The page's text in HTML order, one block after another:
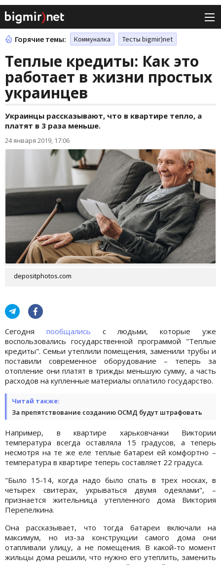
Горячие темы: Коммуналка Тесты bigmir)net
Теплые кредиты: Как это
работает в жизни простых
украинцев
Украинцы рассказывают, что в квартире тепло, а
платят в 3 раза меньше.
24 января 2019, 17:06
depositphotos.com
Сегодня пообщались с людьми, которые уже
воспользовались государственной программой "Теплые
кредиты". Семьи утеплили помещения, заменили трубы и
поставили современное оборудование – теперь за
отопление они платят в трижды меньшую сумму, а часть
расходов на купленные материалы оплатило государство.
Читай также:
За препятствование созданию ОСМД будут штрафовать
Например, в квартире харьковчанки Виктории
температура всегда оставляла 15 градусов, а теперь
несмотря на те же еле теплые батареи ей комфортно –
температура в квартире теперь составляет 22 градуса.
"Было 15-14, когда надо было спать в трех носках, в
четырех свитерах, укрываться двумя одеялами", –
признается жительница утепленного дома Виктория
Перепелкина.
Она рассказывает, что тогда батареи включали на
максимум, но из-за конструкции самого дома они
отапливали улицу, а не помещения. В какой-то момент
жильцы дома решили, что нужно его утеплить, заменить